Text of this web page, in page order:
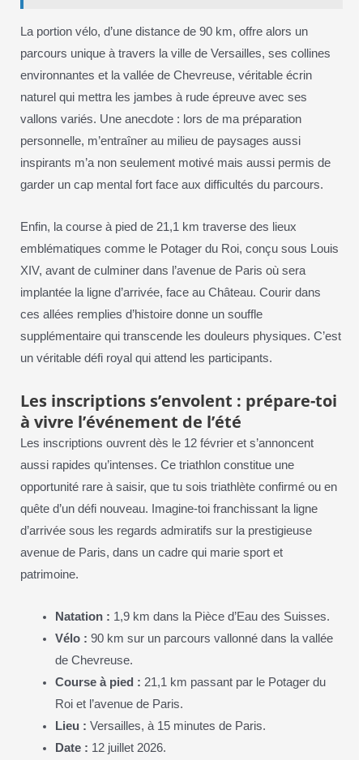
La portion vélo, d’une distance de 90 km, offre alors un
parcours unique à travers la ville de Versailles, ses collines
environnantes et la vallée de Chevreuse, véritable écrin
naturel qui mettra les jambes à rude épreuve avec ses
vallons variés. Une anecdote : lors de ma préparation
personnelle, m’entraîner au milieu de paysages aussi
inspirants m’a non seulement motivé mais aussi permis de
garder un cap mental fort face aux difficultés du parcours.
Enfin, la course à pied de 21,1 km traverse des lieux
emblématiques comme le Potager du Roi, conçu sous Louis
XIV, avant de culminer dans l’avenue de Paris où sera
implantée la ligne d’arrivée, face au Château. Courir dans
ces allées remplies d’histoire donne un souffle
supplémentaire qui transcende les douleurs physiques. C’est
un véritable défi royal qui attend les participants.
Les inscriptions s’envolent : prépare-toi
à vivre l’événement de l’été
Les inscriptions ouvrent dès le 12 février et s’annoncent
aussi rapides qu’intenses. Ce triathlon constitue une
opportunité rare à saisir, que tu sois triathlète confirmé ou en
quête d’un défi nouveau. Imagine-toi franchissant la ligne
d’arrivée sous les regards admiratifs sur la prestigieuse
avenue de Paris, dans un cadre qui marie sport et
patrimoine.
Natation : 1,9 km dans la Pièce d’Eau des Suisses.
Vélo : 90 km sur un parcours vallonné dans la vallée
de Chevreuse.
Course à pied : 21,1 km passant par le Potager du
Roi et l’avenue de Paris.
Lieu : Versailles, à 15 minutes de Paris.
Date : 12 juillet 2026.